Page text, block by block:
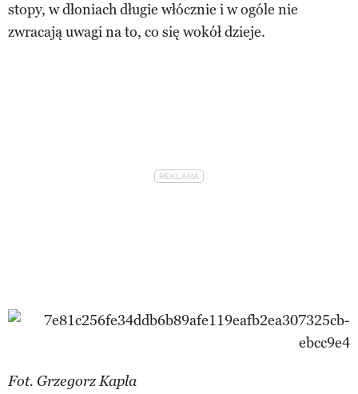
stopy, w dłoniach długie włócznie i w ogóle nie
zwracają uwagi na to, co się wokół dzieje.
Fot. Grzegorz Kapla